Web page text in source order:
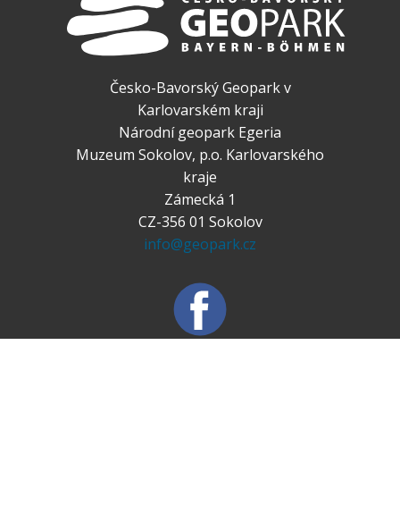
Česko-Bavorský Geopark v
Karlovarském kraji
Národní geopark Egeria
Muzeum Sokolov, p.o. Karlovarského
kraje
Zámecká 1
CZ-356 01 Sokolov
info@geopark.cz